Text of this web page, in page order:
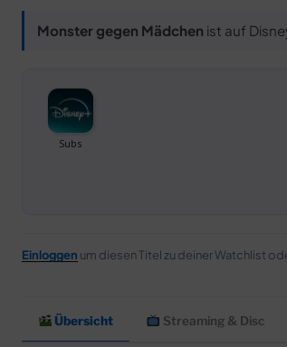
Monster gegen Mädchen ist auf
Einloggen um diesen Titel zu deiner Watchlist
Übersicht Streaming & Disc